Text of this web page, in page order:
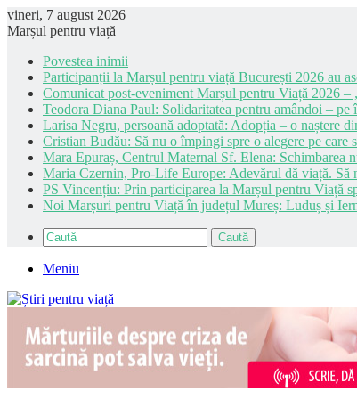
vineri, 7 august 2026
Marșul pentru viață
Povestea inimii
Participanții la Marșul pentru viață București 2026 au
Comunicat post-eveniment Marșul pentru Viață 2026 –
Teodora Diana Paul: Solidaritatea pentru amândoi –
Larisa Negru, persoană adoptată: Adopția – o naștere
Cristian Budău: Să nu o împingi spre o alegere pe
Mara Epuraș, Centrul Maternal Sf. Elena: Schimbarea
Maria Czernin, Pro-Life Europe: Adevărul dă viață. Să
PS Vincențiu: Prin participarea la Marșul pentru Viață
Noi Marșuri pentru Viață în județul Mureș: Luduș și
Caută
Meniu